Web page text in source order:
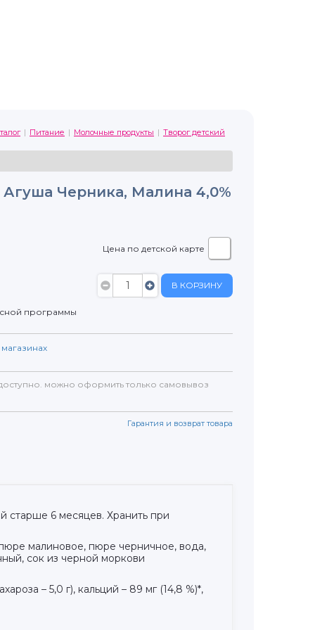
Питание Молочные продукты Творог детский
Черника, Малина 4,0%
Цена по детской карте
В КОРЗИНУ
программы
магазинах
можно оформить только самовывоз
Гарантия и возврат товара
старше 6 месяцев. Хранить при
малиновое, пюре черничное, вода,
сок из черной моркови
– 5,0 г), кальций – 89 мг (14,8 %)*,